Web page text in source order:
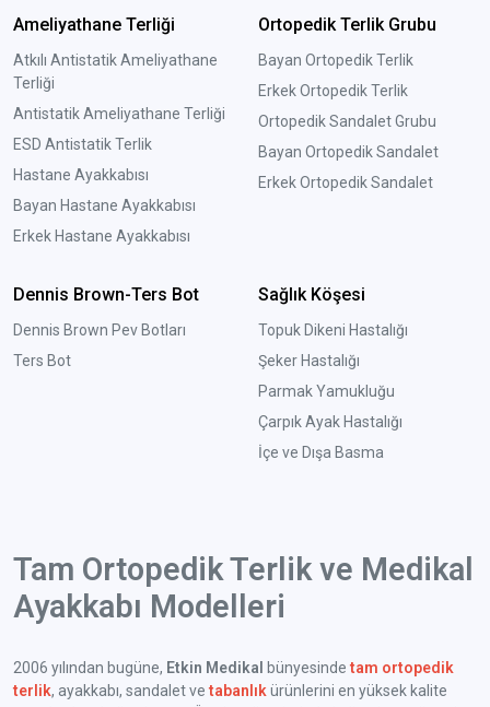
Ameliyathane Terliği
Atkılı Antistatik Ameliyathane
Terliği
Antistatik Ameliyathane Terliği
ESD Antistatik Terlik
Hastane Ayakkabısı
Bayan Hastane Ayakkabısı
Erkek Hastane Ayakkabısı
Ortopedik Terlik Grubu
Bayan Ortopedik Terlik
Erkek Ortopedik Terlik
Ortopedik Sandalet Grubu
Bayan Ortopedik Sandalet
Erkek Ortopedik Sandalet
Dennis Brown-Ters Bot
Dennis Brown Pev Botları
Ters Bot
Sağlık Köşesi
Topuk Dikeni Hastalığı
Şeker Hastalığı
Parmak Yamukluğu
Çarpık Ayak Hastalığı
İçe ve Dışa Basma
Tam Ortopedik Terlik ve Medikal
Ayakkabı Modelleri
2006 yılından bugüne, Etkin Medikal bünyesindetam ortopedik
terlik, ayakkabı, sandalet vetabanlıkürünlerini en yüksek kalite